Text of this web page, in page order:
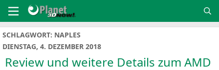
Inhalt
springen
SCHLAGWORT: NAPLES
DIENSTAG, 4. DEZEMBER 2018
Review und weitere Details zum AMD